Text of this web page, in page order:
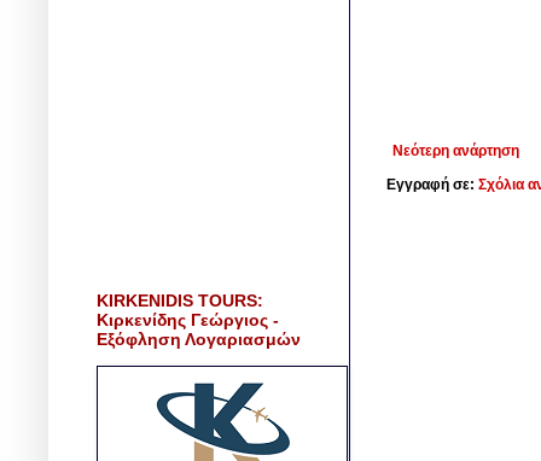
Νεότερη ανάρτηση
Εγγραφή σε: Σχόλια
KIRKENIDIS TOURS:
Κιρκενίδης Γεώργιος -
Εξόφληση Λογαριασμών